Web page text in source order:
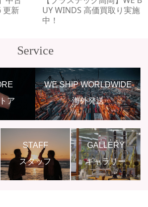
新
UY WINDS 高価買取り実施
中！
Service
ア
WE SHIP WORLDWIDE
海外発送
STAFF
スタッフ
GALLERY
ギャラリー